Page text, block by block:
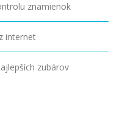
znamienok
internet
zubárov